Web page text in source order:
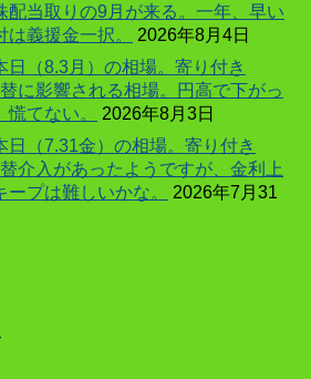
配当取りの9月が来る。一年、早い
義援金一択。
2026年8月4日
（8.3月）の相場。寄り付き
に影響される相場。円高で下がっ
てない。
2026年8月3日
（7.31金）の相場。寄り付き
介入があったようですが、金利上
プは難しいかな。
2026年7月31